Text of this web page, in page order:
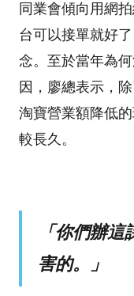
同業會傾向用網
台可以接單就好
念。至於當年為
因，廖總表示，
淘寶營業額降低
較長久。
「你們辦
害的。」